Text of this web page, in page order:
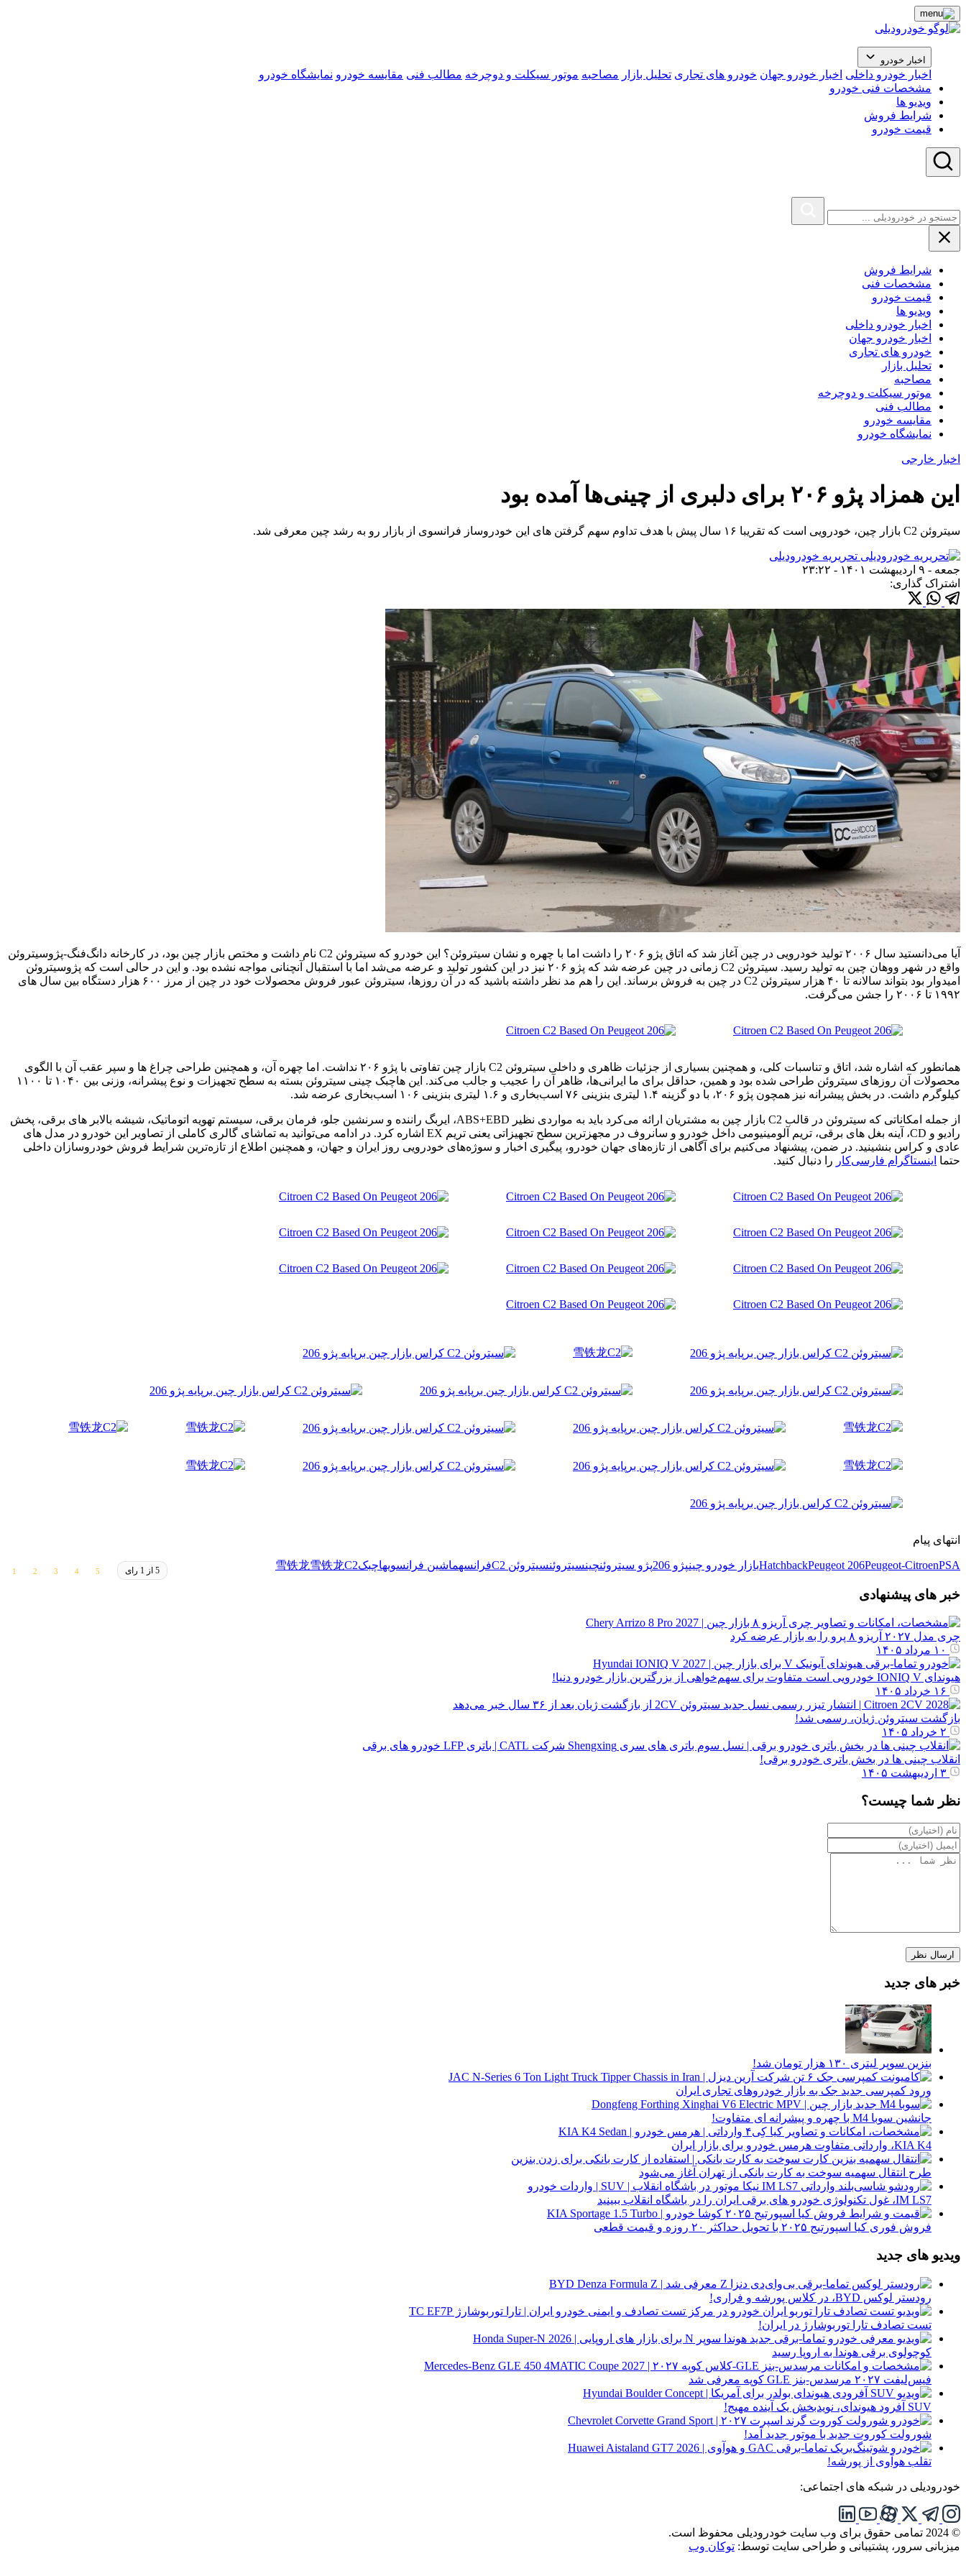
اخبار خودرو
اخبار خودرو داخلی اخبار خودرو جهان خودرو های تجاری تحلیل بازار مصاحبه موتور سیکلت و دوچرخه مطالب فنی مقایسه خودرو نمایشگاه خودرو
مشخصات فنی خودرو
ویدیو ها
شرایط فروش
قیمت خودرو
شرایط فروش
مشخصات فنی
قیمت خودرو
ویدیو ها
اخبار خودرو داخلی
اخبار خودرو جهان
خودرو های تجاری
تحلیل بازار
مصاحبه
موتور سیکلت و دوچرخه
مطالب فنی
مقایسه خودرو
نمایشگاه خودرو
اخبار خارجی
این همزاد پژو ۲۰۶ برای دلبری از چینی‌ها آمده بود
سیتروئن C2 بازار چین، خودرویی است که تقریبا ۱۶ سال پیش با هدف تداوم سهم گرفتن های این خودروساز فرانسوی از بازار رو به رشد چین معرفی شد.
تحریریه خودرودیلی
جمعه - ۹ اردیبهشت ۱۴۰۱ - ۲۳:۲۲
اشتراک گذاری:
آیا می‌دانستید سال ۲۰۰۶ تولید خودرویی در چین آغاز شد که اتاق پژو ۲۰۶ را داشت اما با چهره و نشان سیتروئن؟ این خودرو که سیتروئن C2 نام داشت و مختص بازار چین بود، در کارخانه دانگ‌فنگ-پژوسیتروئن
واقع در شهر ووهان چین به تولید رسید. سیتروئن C2 زمانی در چین عرضه شد که پژو ۲۰۶ نیز در این کشور تولید و عرضه می‌شد اما با استقبال آنچنانی مواجه نشده بود. و این در حالی است که پژوسیتروئن
امیدوار بود بتواند سالانه تا ۴۰ هزار سیتروئن C2 در چین به فروش برساند. این را هم مد نظر داشته باشید که در آن روزها، سیتروئن عبور فروش محصولات خود در چین از مرز ۶۰۰ هزار دستگاه بین سال های
۱۹۹۲ تا ۲۰۰۶ را جشن می‌گرفت.
همانطور که اشاره شد، اتاق و تناسبات کلی، و همچنین بسیاری از جزئیات ظاهری و داخلی سیتروئن C2 بازار چین تفاوتی با پژو ۲۰۶ نداشت. اما چهره آن، و همچنین طراحی چراغ ها و سپر عقب آن با الگوی
محصولات آن روزهای سیتروئن طراحی شده بود و همین، حداقل برای ما ایرانی‌ها، ظاهر آن را عجیب و جالب می‌کند. این هاچبک چینی سیتروئن بسته به سطح تجهیزات و نوع پیشرانه، وزنی بین ۱۰۴۰ تا ۱۱۰۰
کیلوگرم داشت. در بخش پیشرانه نیز همچون پژو ۲۰۶، با دو گزینه ۱.۴ لیتری بنزینی ۷۶ اسب‌بخاری و ۱.۶ لیتری بنزینی ۱۰۶ اسب‌بخاری عرضه شد.
از جمله امکاناتی که سیتروئن در قالب C2 بازار چین به مشتریان ارائه می‌کرد باید به مواردی نظیر ABS+EBD، ایربگ راننده و سرنشین جلو، فرمان برقی، سیستم تهویه اتوماتیک، شیشه بالابر های برقی، پخش
رادیو و CD، آینه بغل های برقی، تریم آلومینیومی داخل خودرو و سانروف در مجهزترین سطح تجهیزاتی یعنی تریم EX اشاره کرد. در ادامه می‌توانید به تماشای گالری کاملی از تصاویر این خودرو در مدل های
عادی و کراس بنشینید. در ضمن، پیشنهاد می‌کنیم برای آگاهی از تازه‌های جهان خودرو، پیگیری اخبار و سوژه‌های خودرویی روز ایران و جهان، و همچنین اطلاع از تازه‌ترین شرایط فروش خودروسازان داخلی
حتما اینستاگرام فارسی‌کار را دنبال کنید.
انتهای پیام
5 از 1 رای HatchbackPeugeot 206Peugeot-CitroenPSA بازار خودرو چینپژو 206 پژو سیتروئنچینسیتروئنسیتروئن C2 فرانسهماشین فرانسویهاچبک 雪铁龙雪铁龙C2
خبر های پیشنهادی
چری مدل ۲۰۲۷ آریزو ۸ پرو را به بازار عرضه کرد
هیوندای IONIQ V خودرویی است متفاوت برای سهم‌خواهی از بزرگترین بازار خودرو دنیا!
بازگشت سیتروئن ژیان، رسمی شد!
انقلاب چینی ها در بخش باتری خودرو برقی!
نظر شما چیست؟
خبر های جدید
بنزین سوپر لیتری ۱۳۰ هزار تومان شد!
ورود کمپرسی جدید جک به بازار خودروهای تجاری ایران
جانشین سوبا M4 با چهره و پیشرانه ای متفاوت!
KIA K4، وارداتی متفاوت هرمس خودرو برای بازار ایران
طرح انتقال سهمیه سوخت به کارت بانکی از تهران آغاز می‌شود
IM LS7، غول تکنولوژی خودرو های برقی ایران را در باشگاه انقلاب ببینید
فروش فوری کیا اسپورتیج ۲۰۲۵ با تحویل حداکثر ۲۰ روزه و قیمت قطعی
ویدیو های جدید
رودستر لوکس BYD، در کلاس پورشه و فراری!
تست تصادف تارا توربوشارژ در ایران!
کوچولوی برقی هوندا به اروپا رسید
فیس‌لیفت ۲۰۲۷ مرسدس-بنز GLE کوپه معرفی شد
SUV آفرود هیوندای، نویدبخش یک آینده مهیج!
شورولت کوروت جدید با موتور جدید آمد!
تقلب هوآوی از پورشه!
خودرودیلی در شبکه های اجتماعی:
© 2024 تمامی حقوق برای وب سایت خودرودیلی محفوظ است.
میزبانی سرور، پشتیبانی و طراحی سایت توسط: توکان وب